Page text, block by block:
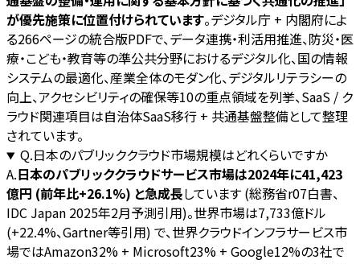
が優先施策に位置付けられています。デジタル庁 + 内閣府によ
る266ページの統合版PDFで、データ連携・利活用推進、防災・医
療・こども・教育等の準公共分野におけるデジタル化、国の情報
システムの最適化、産業全体のモダン化、デジタルリテラシーの
向上、アクセシビリティの確保等10の重点領域を列挙、SaaS / ク
ラウド関連項目は自治体SaaS移行 + 共通基盤整備として整理
されています。
Q.日本のパブリッククラウド市場規模はどれくらいですか
A.日本のパブリッククラウドサービス市場は2024年に41,423
億円 (前年比+26.1%) と急成長しています (総務省r07白書、
IDC Japan 2025年2月予測引用)。世界市場は7,733億ドル
(+22.4%、Gartner等引用) で、世界クラウドインフラサービス市
場ではAmazon32% + Microsoft23% + Google12%の3社で